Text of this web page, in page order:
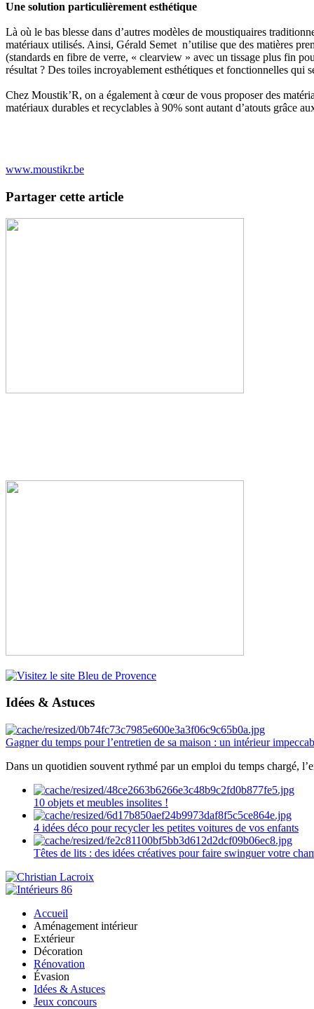
Une solution particulièrement esthétique
Là où le bas blesse dans d’autres modèles de moustiquaires
matériaux utilisés. Ainsi, Gérald Semet n’utilise que des matières
(standards en fibre de verre, « clearview » avec un tissage plus fin
résultat ? Des toiles incroyablement esthétiques et fonctionnelles qui
Chez Moustik’R, on a également à cœur de vous proposer des
matériaux durables et recyclables à 90% sont autant d’atouts grâce
www.moustikr.be
Partager cette article
Idées & Astuces
Gagner du temps pour l’entretien de sa maison : un intérieur
Dans un quotidien souvent rythmé par un emploi du temps chargé,
10 objets et meubles insolites !
4 idées déco pour recycler les petites voitures de vos enfants
Têtes de lits : des idées créatives pour faire swinguer votre
Accueil
Aménagement intérieur
Extérieur
Décoration
Rénovation
Évasion
Idées & Astuces
Jeux concours